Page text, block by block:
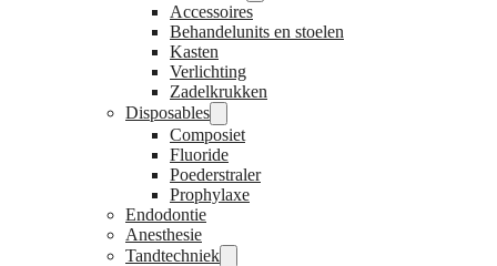
Accessoires
Behandelunits en stoelen
Kasten
Verlichting
Zadelkrukken
Disposables
Composiet
Fluoride
Poederstraler
Prophylaxe
Endodontie
Anesthesie
Tandtechniek